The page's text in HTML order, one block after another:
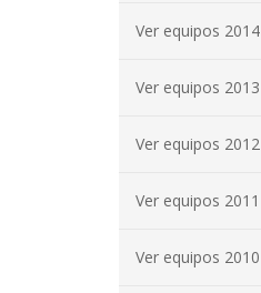
Ver equipos 2014
Ver equipos 2013
Ver equipos 2012
Ver equipos 2011
Ver equipos 2010